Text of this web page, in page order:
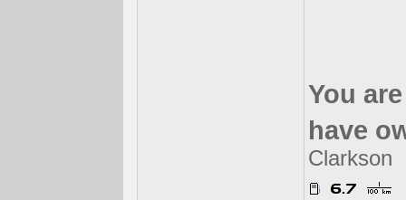
You
have
Clarkson